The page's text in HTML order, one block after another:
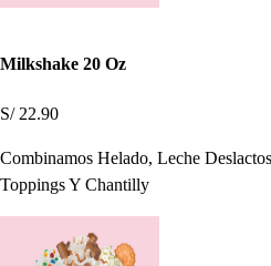
Milkshake 20 Oz
S/ 22.90
Combinamos Helado, Leche
Toppings Y Chantilly